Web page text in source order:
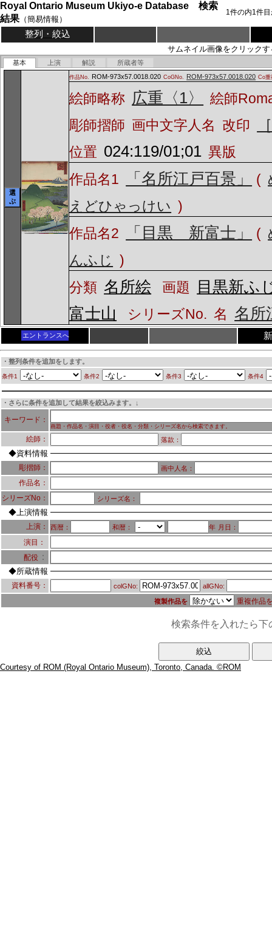
Royal Ontario Museum Ukiyo-e Database 検索
結果（簡易情報）
1件の内1件
整列・絞込
サムネイル画像をクリック
基本 上演 解説 所蔵者等
選
ぶ
作品No. ROM-973x57.0018.020 CoGNo. ROM-973x57.0018.020 Co重
絵師略称 広重〈1〉
絵師
彫師摺師 画中文字人名 改印
位置 024:119/01;01 異版
作品名1
「名所江戸百景」 (
えどひゃっけい )
作品名2
「目黒 新富士」 (
んふじ )
分類 名所絵 画題
目黒新ふ
富士山
シリーズNo. 名 名所
エントランスへ
・整列条件を追加をします。
条件1 条件2 条件3 条件4
・さらに条件を追加して結果を絞込みます。↓
キーワード：
画題・作品名・演目・役者・役名・分類・シリーズ名から検索できます。
絵師： 落款：
◆資料情報
彫摺師： 画中人名：
作品名：
シリーズNo：
シリーズ名：
◆上演情報
上演： 西暦： 和暦： 年 月日：
演目：
配役 ：
◆所蔵情報
資料番号： colGNo: allGNo:
複製作品を 重複作品
検索条件を入れたら
Courtesy of ROM (Royal Ontario Museum), Toronto, Canada. ©ROM